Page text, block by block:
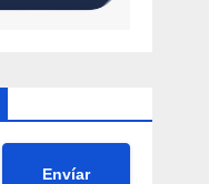
Envíar